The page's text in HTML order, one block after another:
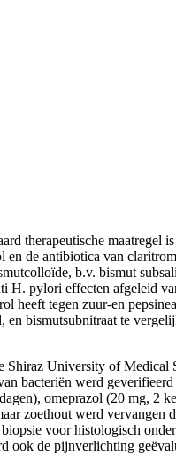
therapeutische maatregel
en de antibiotica van
b.v. bismut
H. pylori effecten afgeleid
heeft tegen zuur-en
bismutsubnitraat te
Shiraz University of Medical
bacteriën werd geverifieerd
omeprazol (20 mg, 2
zoethout werd vervangen
voor histologisch
ook de pijnverlichting